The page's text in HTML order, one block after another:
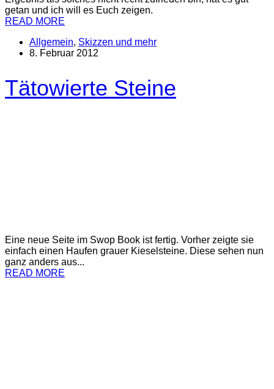
getan und ich will es Euch zeigen.
READ MORE
Allgemein, Skizzen und mehr
8. Februar 2012
Tätowierte Steine
Eine neue Seite im Swop Book ist fertig. Vorher zeigte sie
einfach einen Haufen grauer Kieselsteine. Diese sehen nun
ganz anders aus...
READ MORE